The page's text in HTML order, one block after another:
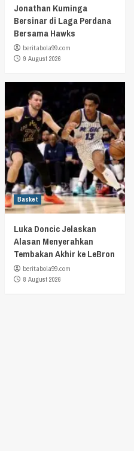
Jonathan Kuminga
Bersinar di Laga Perdana
Bersama Hawks
beritabola99.com
9 August 2026
Basket
Luka Doncic Jelaskan
Alasan Menyerahkan
Tembakan Akhir ke LeBron
beritabola99.com
8 August 2026